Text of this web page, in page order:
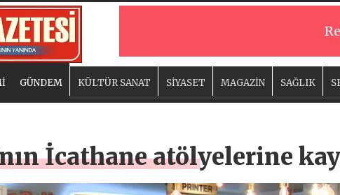
GÜNDEM KÜLTÜR SANAT SİYASET MAGAZİN SAĞLIK
İcathane atölyelerine